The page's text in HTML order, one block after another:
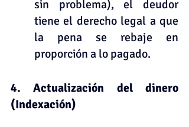
sin problema), el deudor
tiene el derecho legal a que
la pena se rebaje en
proporción a lo pagado.
4. Actualización del dinero
(Indexación)